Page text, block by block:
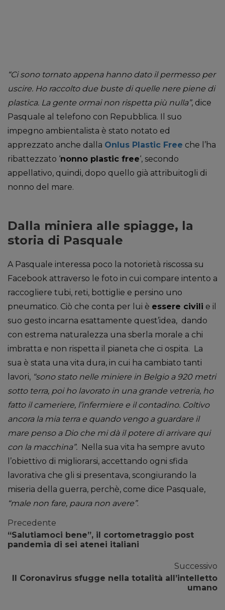
“Ci sono tornato appena hanno dato il permesso per
uscire. Ho raccolto due buste di quelle nere piene di
plastica. La gente ormai non rispetta più nulla”, dice
Pasquale al telefono con Repubblica. Il suo
impegno ambientalista è stato notato ed
apprezzato anche dalla Onlus Plastic Free che l’ha
ribattezzato ‘nonno plastic free‘, secondo
appellativo, quindi, dopo quello già attribuitogli di
nonno del mare.
Dalla miniera alle spiagge, la
storia di Pasquale
A Pasquale interessa poco la notorietà riscossa su
Facebook attraverso le foto in cui compare intento a
raccogliere tubi, reti, bottiglie e persino uno
pneumatico. Ciò che conta per lui è essere civili e il
suo gesto incarna esattamente quest’idea, dando
con estrema naturalezza una sberla morale a chi
imbratta e non rispetta il pianeta che ci ospita. La
sua è stata una vita dura, in cui ha cambiato tanti
lavori, “sono stato nelle miniere in Belgio a 920 metri
sotto terra, poi ho lavorato in una grande vetreria, ho
fatto il cameriere, l’infermiere e il contadino. Coltivo
ancora la mia terra e quando vengo a guardare il
mare penso a Dio che mi dà il potere di arrivare qui
con la macchina”. Nella sua vita ha sempre avuto
l’obiettivo di migliorarsi, accettando ogni sfida
lavorativa che gli si presentava, scongiurando la
miseria della guerra, perchè, come dice Pasquale,
“male non fare, paura non avere”.
Precedente
“Salutiamoci bene”, il cortometraggio post
pandemia di sei atenei italiani
Successivo
Il Coronavirus sfugge nella totalità all’intelletto
umano